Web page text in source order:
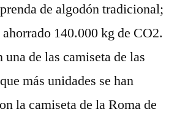
de algodón tradicional;
140.000 kg de CO2.
una de las camiseta de las
más unidades se han
la camiseta de la Roma de